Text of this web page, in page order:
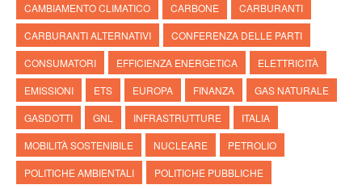
CAMBIAMENTO CLIMATICO
CARBONE
CARBURANTI
CARBURANTI ALTERNATIVI
CONFERENZA DELLE PARTI
CONSUMATORI
EFFICIENZA ENERGETICA
ELETTRICITÀ
EMISSIONI
ETS EUROPA FINANZA
GAS NATURALE
GASDOTTI
GNL INFRASTRUTTURE
ITALIA
MOBILITÀ SOSTENIBILE
NUCLEARE
PETROLIO
POLITICHE AMBIENTALI
POLITICHE PUBBLICHE